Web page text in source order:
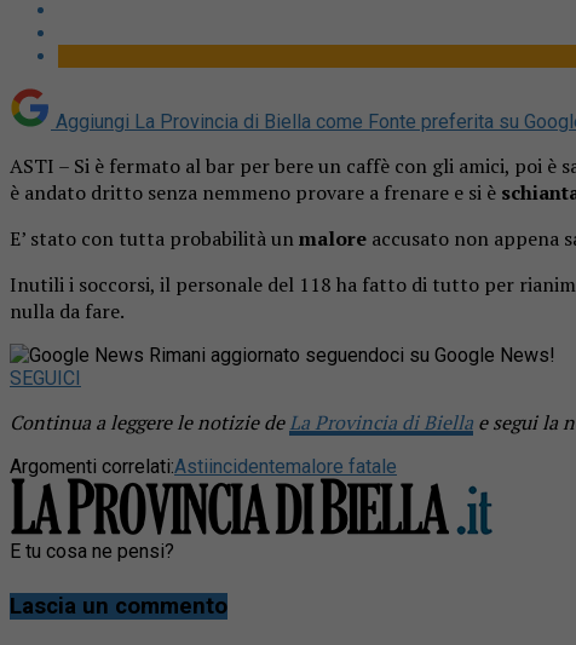
Aggiungi La Provincia di Biella come Fonte preferita su
ASTI – Si è fermato al bar per bere un caffè con gli amici, poi
è andato dritto senza nemmeno provare a frenare e si è
E’ stato con tutta probabilità unmalore accusato non appena
Inutili i soccorsi, il personale del 118 ha fatto di tutto per
nulla da fare.
Rimani aggiornato seguendoci su Google News!
SEGUICI
Continua a leggere le notizie deLa Provincia di Biella e segui la
Argomenti correlati:Astiincidentemalore fatale
E tu cosa ne pensi?
Lascia un commento